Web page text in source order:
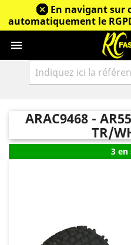
En navigant sur
automatiquement le

ARAC9468 -
TR/
3 en